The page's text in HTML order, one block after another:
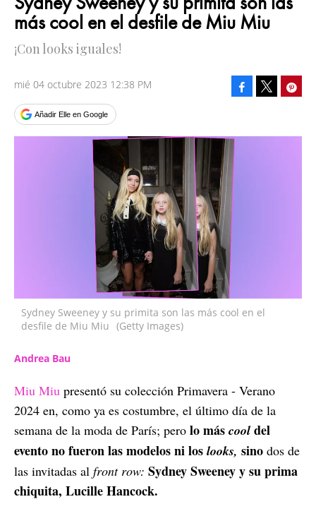
más cool en el desfile de Miu Miu
¡Con looks iguales!
mié 04 octubre 2023 12:38 PM
Añadir Elle en Google
Facebook
Sydney Sweeney y su primita son las más cool en el
desfile de Miu Miu (Getty Images)
Andrea Bau
Miu Miu presentó su colección Primavera - Verano
2024 en, como ya es costumbre, el último día de la
semana de la moda de París; pero lo más cool del
evento no fueron las modelos ni los looks, sino dos de
las invitadas al front row: Sydney Sweeney y su prima
chiquita, Lucille Hancock.